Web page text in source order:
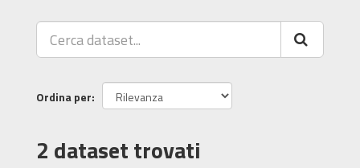
Ordina per
2 dataset trovati